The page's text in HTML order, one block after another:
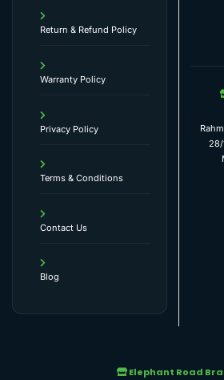
Return & Refund Policy
Warranty Policy
Privacy Policy
Terms & Conditions
Contact Us
Blog
28/
Elephant Road